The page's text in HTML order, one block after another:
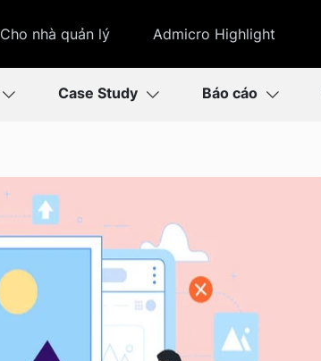
Cho nhà quản lý Admicro Highlight
Case Study Báo cáo